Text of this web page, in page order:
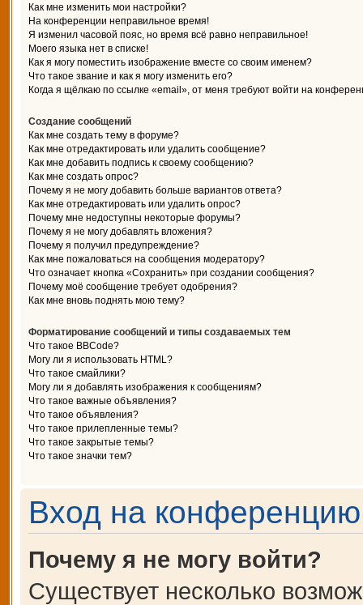
Как мне изменить мои настройки?
На конференции неправильное время!
Я изменил часовой пояс, но время всё равно неправильное!
Моего языка нет в списке!
Как я могу поместить изображение вместе со своим именем?
Что такое звание и как я могу изменить его?
Когда я щёлкаю по ссылке «email», от меня требуют войти на
Создание сообщений
Как мне создать тему в форуме?
Как мне отредактировать или удалить сообщение?
Как мне добавить подпись к своему сообщению?
Как мне создать опрос?
Почему я не могу добавить больше вариантов ответа?
Как мне отредактировать или удалить опрос?
Почему мне недоступны некоторые форумы?
Почему я не могу добавлять вложения?
Почему я получил предупреждение?
Как мне пожаловаться на сообщения модератору?
Что означает кнопка «Сохранить» при создании сообщения?
Почему моё сообщение требует одобрения?
Как мне вновь поднять мою тему?
Форматирование сообщений и типы создаваемых тем
Что такое BBCode?
Могу ли я использовать HTML?
Что такое смайлики?
Могу ли я добавлять изображения к сообщениям?
Что такое важные объявления?
Что такое объявления?
Что такое прилепленные темы?
Что такое закрытые темы?
Что такое значки тем?
Вход на конференцию
Почему я не могу войти?
Существует несколько